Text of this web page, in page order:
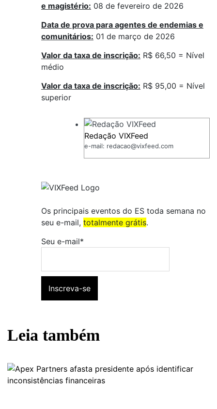
e magistério: 08 de fevereiro de 2026
Data de prova para agentes de endemias e
comunitários: 01 de março de 2026
Valor da taxa de inscrição: R$ 66,50 = Nível
médio
Valor da taxa de inscrição: R$ 95,00 = Nível
superior
Redação VIXFeed
e-mail: redacao@vixfeed.com
Os principais eventos do ES toda semana no
seu e-mail, totalmente grátis.
Seu e-mail*
Leia também